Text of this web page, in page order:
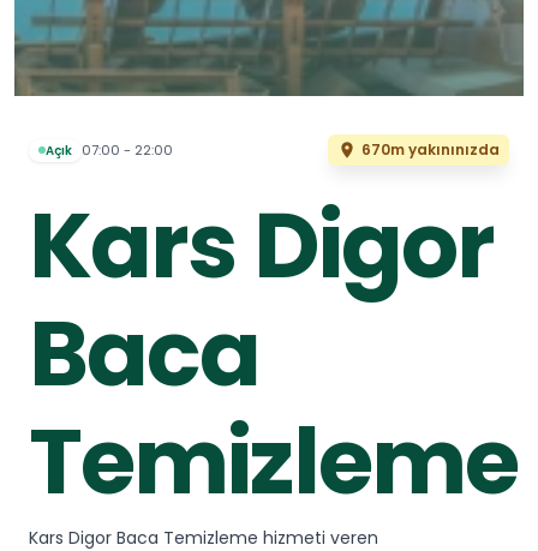
Açık 07:00 - 22:00 670m yakınınızda
Kars Digor
Baca
Temizleme
Kars Digor Baca Temizleme hizmeti veren